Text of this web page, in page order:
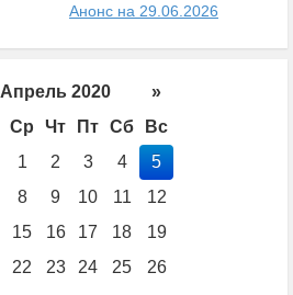
Анонс на 29.06.2026
Апрель 2020
»
Ср Чт Пт Сб
Вс
1 2 3 4
5
8 9 10 11
12
15 16 17 18
19
22 23 24 25
26